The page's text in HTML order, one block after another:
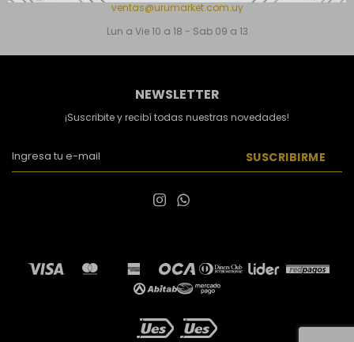
ventas@urumarket.com.uy
Lun a Vie 10 a 18 - Sab 09 a 13
NEWSLETTER
¡Suscribite y recibí todas nuestras novedades!
SUSCRIBIRME
 